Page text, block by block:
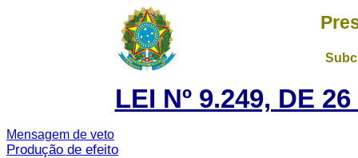
LEI Nº 9.249, DE
Mensagem de veto
Produção de efeito